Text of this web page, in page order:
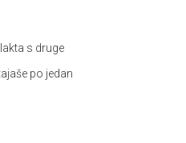
s druge
po jedan